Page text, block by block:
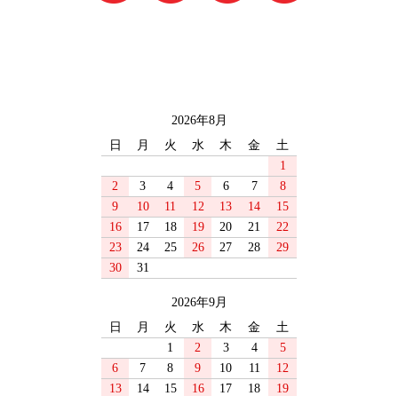
2026年8月
日
月 火 水 木 金
土
1
2
3 4 5 6 7
8
9
10 11 12 13 14
15
16
17 18 19 20 21
22
23
24 25 26 27 28
29
30
31
2026年9月
日
月 火 水 木 金
土
1
2 3 4
5
6
7 8 9 10 11
12
13
14 15 16 17 18
19